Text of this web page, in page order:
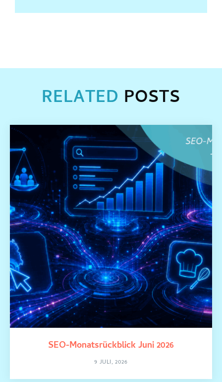
RELATED POSTS
SEO-Monatsrückblick Juni 2026
9 JULI, 2026